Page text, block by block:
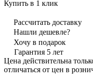
Купить в 1 клик
Рассчитать доставку
Нашли дешевле?
Хочу в подарок
Гарантия 5 лет
Цена действительна
отличаться от цен в